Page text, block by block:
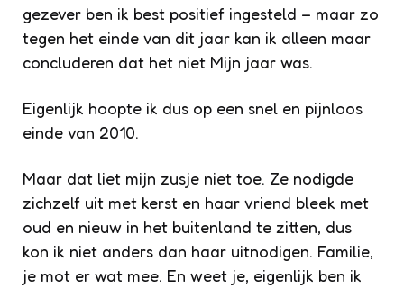
gezever ben ik best positief ingesteld – maar zo
tegen het einde van dit jaar kan ik alleen maar
concluderen dat het niet Mijn jaar was.
Eigenlijk hoopte ik dus op een snel en pijnloos
einde van 2010.
Maar dat liet mijn zusje niet toe. Ze nodigde
zichzelf uit met kerst en haar vriend bleek met
oud en nieuw in het buitenland te zitten, dus
kon ik niet anders dan haar uitnodigen. Familie,
je mot er wat mee. En weet je, eigenlijk ben ik